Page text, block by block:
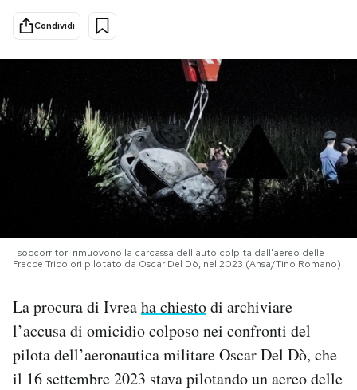
Sport
NEWSLETTER
I MIEI PREFERITI
SHOP
CALENDARIO
AREA PERSONALE
Condividi
I soccorritori rimuovono la carcassa dell'auto colpita dall'aereo delle
Frecce Tricolori pilotato da Oscar Del Dò, nel 2023 (Ansa/Tino Romano)
La procura di Ivreaha chiestodi archiviare
l’accusa di omicidio colposo nei confronti del
pilota dell’aeronautica militare Oscar Del Dò, che
il 16 settembre 2023 stava pilotando un aereo delle